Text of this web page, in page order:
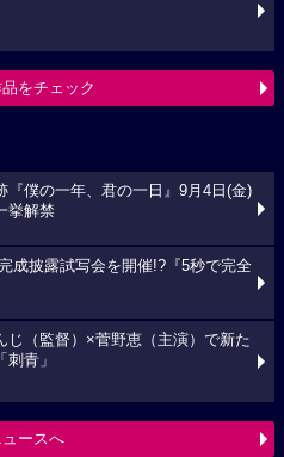
をチェック
『僕の一年、君の一日』9月4日(金)
挙解禁
成披露試写会を開催!?『5秒で完全
じ（監督）×菅野恵（主演）で新た
青」
ースへ